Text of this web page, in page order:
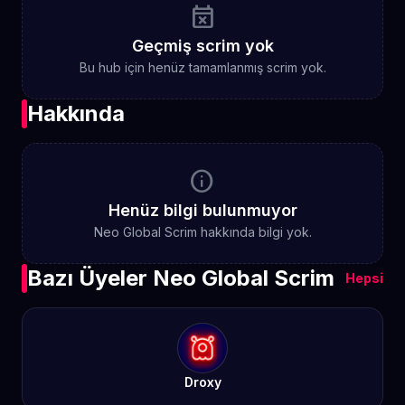
event_busy
Geçmiş scrim yok
Bu hub için henüz tamamlanmış scrim yok.
Hakkında
info
Henüz bilgi bulunmuyor
Neo Global Scrim hakkında bilgi yok.
Bazı Üyeler Neo Global Scrim Hepsi
Droxy